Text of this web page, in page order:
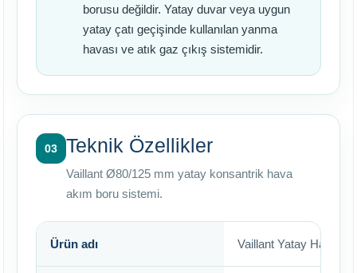
borusu değildir. Yatay duvar veya uygun
yatay çatı geçişinde kullanılan yanma
havası ve atık gaz çıkış sistemidir.
03 Teknik Özellikler
Vaillant Ø80/125 mm yatay konsantrik hava
akım boru sistemi.
Ürün adı Vaillant Yatay Hava